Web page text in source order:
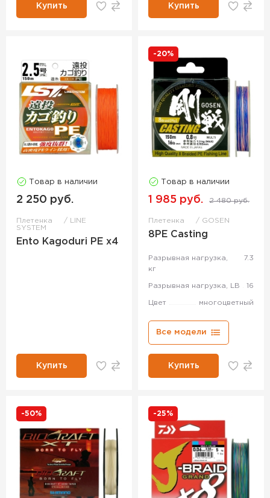
Купить Купить
Товар в наличии
2 250 руб.
Плетенка
LINE
SYSTEM
Ento Kagoduri PE x4
Купить
-20%
Товар в наличии
1 985 руб. 2 480 руб.
Плетенка GOSEN
8PE Casting
Разрывная нагрузка,
кг
7.3
Разрывная нагрузка, LB 16
Цвет многоцветный
Все модели
Купить
-50% -25%